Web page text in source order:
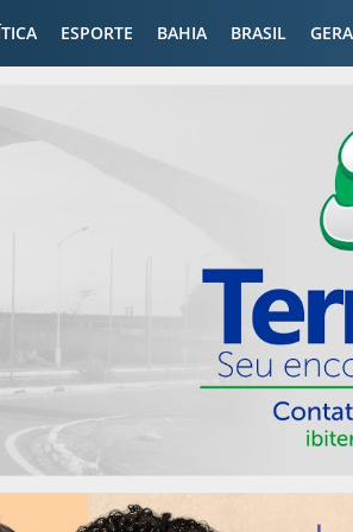
ESPORTE BAHIA BRASIL